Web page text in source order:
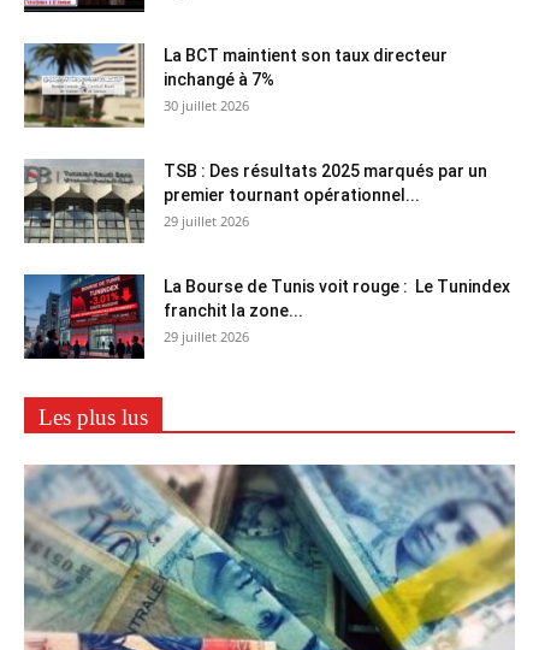
La BCT maintient son taux directeur
inchangé à 7%
30 juillet 2026
TSB : Des résultats 2025 marqués par un
premier tournant opérationnel...
29 juillet 2026
La Bourse de Tunis voit rouge : Le Tunindex
franchit la zone...
29 juillet 2026
Les plus lus